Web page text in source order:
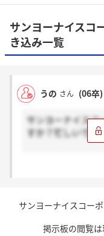
サンヨーナイスコ
き込み一覧
うの さん (06卒)
サンヨーナイスコ
すか？忙しいです
サンヨーナイスコー
掲示板の閲覧は